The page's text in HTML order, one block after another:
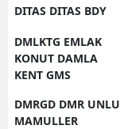
DITAS DITAS BDY
DMLKTG EMLAK
KONUT DAMLA
KENT GMS
DMRGD DMR UNLU
MAMULLER